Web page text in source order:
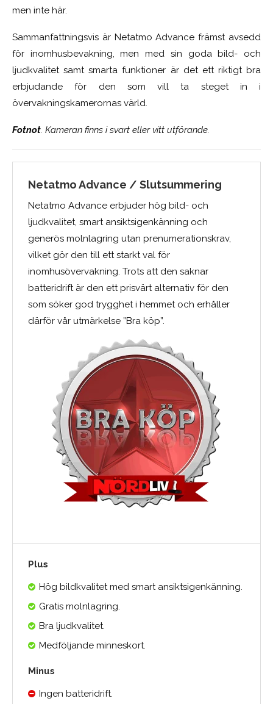
men inte här.
Sammanfattningsvis är Netatmo Advance främst avsedd
för inomhusbevakning, men med sin goda bild- och
ljudkvalitet samt smarta funktioner är det ett riktigt bra
erbjudande för den som vill ta steget in i
övervakningskamerornas värld.
Fotnot. Kameran finns i svart eller vitt utförande.
Netatmo Advance / Slutsummering
Netatmo Advance erbjuder hög bild- och
ljudkvalitet, smart ansiktsigenkänning och
generös molnlagring utan prenumerationskrav,
vilket gör den till ett starkt val för
inomhusövervakning. Trots att den saknar
batteridrift är den ett prisvärt alternativ för den
som söker god trygghet i hemmet och erhåller
därför vår utmärkelse ”Bra köp”.
Plus
Hög bildkvalitet med smart ansiktsigenkänning.
Gratis molnlagring.
Bra ljudkvalitet.
Medföljande minneskort.
Minus
Ingen batteridrift.